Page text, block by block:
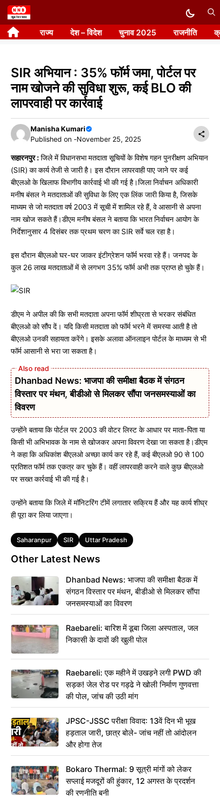
Skip
to
content राज्य देश – विदेश चुनाव 2025 राजनीति
SIR अभियान : 35% फॉर्म जमा, पोर्टल पर
नाम खोजने की सुविधा शुरू, कई BLO की
लापरवाही पर कार्रवाई
Manisha Kumari
Published on -November 25, 2025
सहारनपुर :जिले में विधानसभा मतदाता सूचियों के विशेष गहन पुनरीक्षण अभियान
(SIR) का कार्य तेजी से जारी है। इस दौरान लापरवाही पाए जाने पर कई
बीएलओ के खिलाफ विभागीय कार्रवाई भी की गई है।जिला निर्वाचन अधिकारी
मनीष बंसल ने मतदाताओं की सुविधा के लिए एक लिंक जारी किया है, जिसके
माध्यम से जो मतदाता वर्ष 2003 में सूची में शामिल रहे हैं, वे आसानी से अपना
नाम खोज सकते हैं।डीएम मनीष बंसल ने बताया कि भारत निर्वाचन आयोग के
निर्देशानुसार 4 दिसंबर तक प्रथम चरण का SIR सर्वे चल रहा है।
इस दौरान बीएलओ घर-घर जाकर इंटीग्रेशन फॉर्म भरवा रहे हैं। जनपद के
कुल 26 लाख मतदाताओं में से लगभग 35% फॉर्म अभी तक प्राप्त हो चुके हैं।
डीएम ने अपील की कि सभी मतदाता अपना फॉर्म शीघ्रता से भरकर संबंधित
बीएलओ को सौंप दें। यदि किसी मतदाता को फॉर्म भरने में समस्या आती है तो
बीएलओ उनकी सहायता करेंगे। इसके अलावा ऑनलाइन पोर्टल के माध्यम से भी
फॉर्म आसानी से भरा जा सकता है।
Dhanbad News: भाजपा की समीक्षा बैठक में संगठन
विस्तार पर मंथन, बीडीओ से मिलकर सौंपा जनसमस्याओं का
विवरण
उन्होंने बताया कि पोर्टल पर 2003 की वोटर लिस्ट के आधार पर माता-पिता या
किसी भी अभिभावक के नाम से खोजकर अपना विवरण देखा जा सकता है।डीएम
ने कहा कि अधिकांश बीएलओ अच्छा कार्य कर रहे हैं, कई बीएलओ 90 से 100
प्रतिशत फॉर्म तक एकत्र कर चुके हैं। वहीं लापरवाही करने वाले कुछ बीएलओ
पर सख्त कार्रवाई भी की गई है।
उन्होंने बताया कि जिले में मॉनिटरिंग टीमें लगातार सक्रिय हैं और यह कार्य शीघ्र
ही पूरा कर लिया जाएगा।
Tags
Saharanpur SIR Uttar Pradesh
Other Latest News
Dhanbad News: भाजपा की समीक्षा बैठक में
संगठन विस्तार पर मंथन, बीडीओ से मिलकर सौंपा
जनसमस्याओं का विवरण
Raebareli: बारिश में डूबा जिला अस्पताल, जल
निकासी के दावों की खुली पोल
Raebareli: एक महीने में उखड़ने लगी PWD की
सड़क! जेल रोड पर गड्ढे ने खोली निर्माण गुणवत्ता
की पोल, जांच की उठी मांग
JPSC-JSSC परीक्षा विवाद: 13वें दिन भी भूख
हड़ताल जारी, छात्र बोले- जांच नहीं तो आंदोलन
और होगा तेज
Bokaro Thermal: 9 सूत्री मांगों को लेकर
सप्लाई मजदूरों की हुंकार, 12 अगस्त के प्रदर्शन
की रणनीति बनी